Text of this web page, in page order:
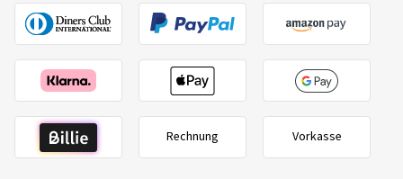
Rechnung Vorkasse